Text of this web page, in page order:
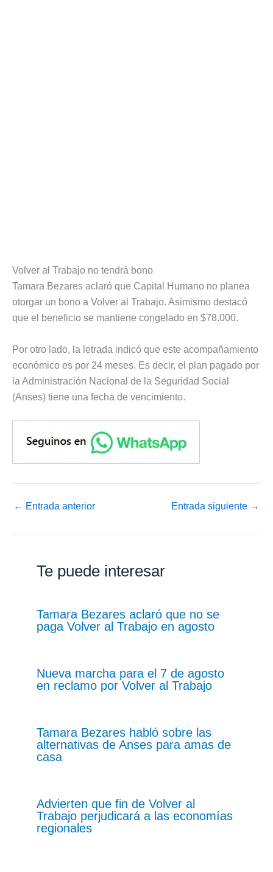
Volver al Trabajo no tendrá bono
Tamara Bezares aclaró que Capital Humano no planea
otorgar un bono a Volver al Trabajo. Asimismo destacó
que el beneficio se mantiene congelado en $78.000.
Por otro lado, la letrada indicó que este acompañamiento
económico es por 24 meses. Es decir, el plan pagado por
la Administración Nacional de la Seguridad Social
(Anses) tiene una fecha de vencimiento.
← Entrada anterior Entrada siguiente →
Te puede interesar
Tamara Bezares aclaró que no se
paga Volver al Trabajo en agosto
Nueva marcha para el 7 de agosto
en reclamo por Volver al Trabajo
Tamara Bezares habló sobre las
alternativas de Anses para amas de
casa
Advierten que fin de Volver al
Trabajo perjudicará a las economías
regionales